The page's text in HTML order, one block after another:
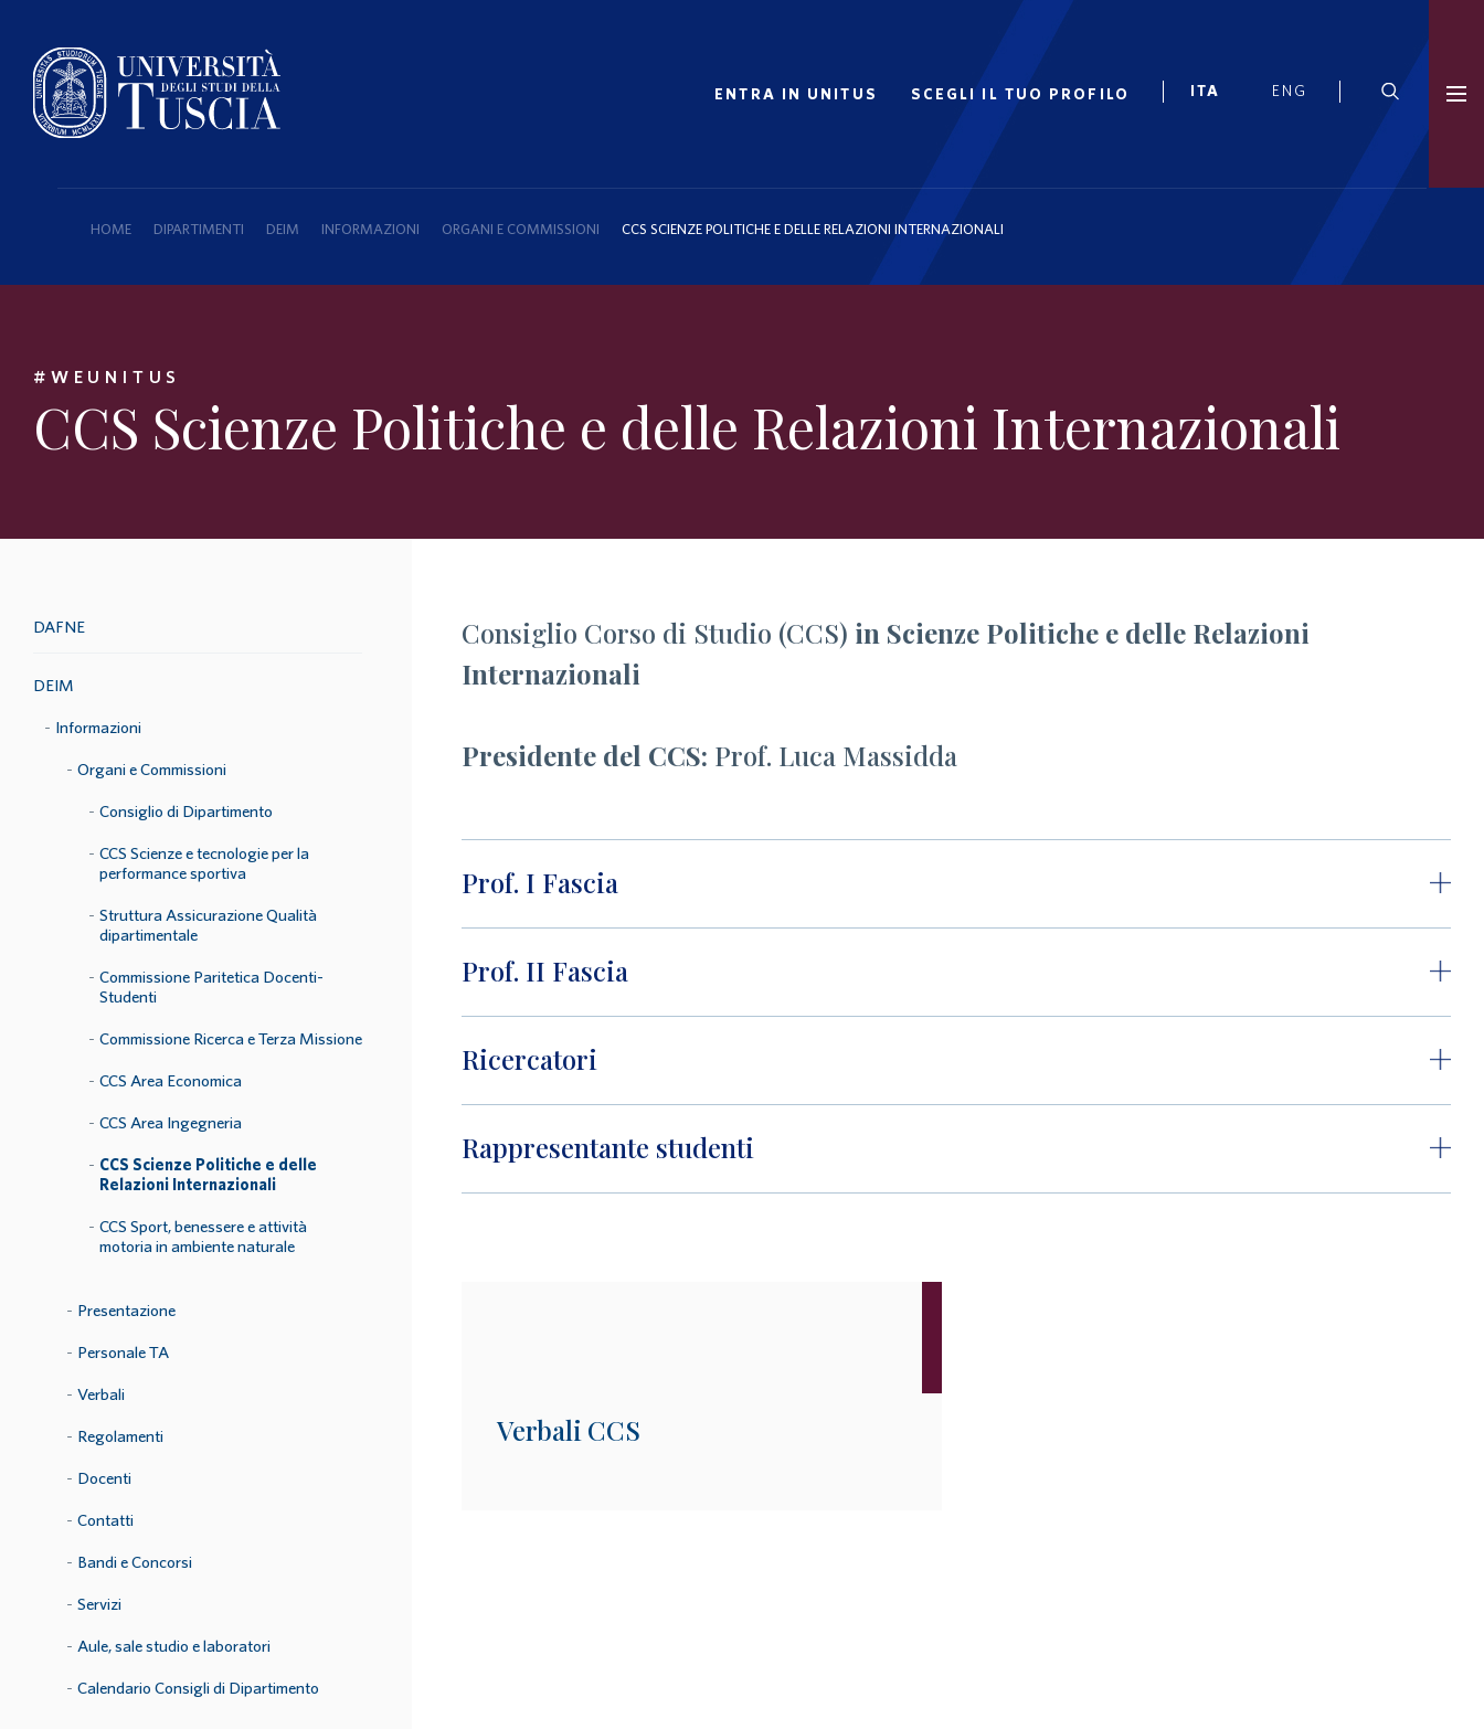
ENTRA IN UNITUS SCEGLI IL TUO PROFILO
HOME DIPARTIMENTI DEIM INFORMAZIONI ORGANI E COMMISSIONI CCS SCIENZE POLITICHE E DELLE RELAZIONI INTERNAZIONALI
#WEUNITUS
CCS Scienze Politiche e delle Relazioni Internazionali
DAFNE
DEIM
Informazioni
Organi e Commissioni
Consiglio di Dipartimento
CCS Scienze e tecnologie per la
performance sportiva
Struttura Assicurazione Qualità
dipartimentale
Commissione Paritetica Docenti-
Studenti
Commissione Ricerca e Terza Missione
CCS Area Economica
CCS Area Ingegneria
CCS Scienze Politiche e delle
Relazioni Internazionali
CCS Sport, benessere e attività
motoria in ambiente naturale
Presentazione
Personale TA
Verbali
Regolamenti
Docenti
Contatti
Bandi e Concorsi
Servizi
Aule, sale studio e laboratori
Calendario Consigli di Dipartimento
Consiglio Corso di Studio (CCS) in Scienze Politiche e delle Relazioni
Internazionali
Presidente del CCS: Prof. Luca Massidda
Prof. I Fascia
Prof. II Fascia
Ricercatori
Rappresentante studenti
Verbali CCS